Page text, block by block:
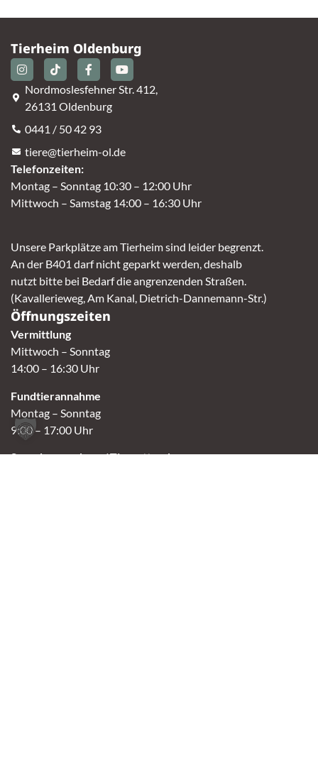
Tierheim Oldenburg
Nordmoslesfehner Str. 412,
26131 Oldenburg
0441 / 50 42 93
tiere@tierheim-ol.de
Telefonzeiten:
Montag – Sonntag 10:30 – 12:00 Uhr
Mittwoch – Samstag 14:00 – 16:30 Uhr
Unsere Parkplätze am Tierheim sind leider begrenzt.
An der B401 darf nicht geparkt werden, deshalb
nutzt bitte bei Bedarf die angrenzenden Straßen.
(Kavallerieweg, Am Kanal, Dietrich-Dannemann-Str.)
Öffnungszeiten
Vermittlung
Mittwoch – Sonntag
14:00 – 16:30 Uhr
Fundtierannahme
Montag – Sonntag
9:00 – 17:00 Uhr
Spendenannahme / Tierrettershop